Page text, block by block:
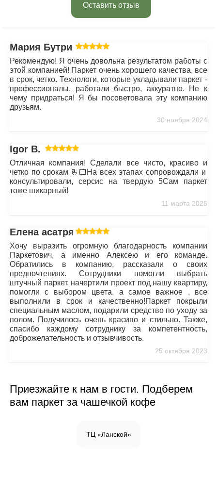
Оставить отзыв
Мария Бутрим
Рекомендую! Я очень довольна результатом работы с
этой компанией! Паркет очень хорошего качества, все
в срок, четко. Технологи, которые укладывали паркет -
профессионалы, работали быстро, аккуратно. Не к
чему придраться! Я бы посоветовала эту компанию
друзьям.
30 ноября 2024
Igor B.
Отличная компания! Сделали все чисто, красиво и
четко по срокам 🫰🏻На всех этапах сопровождали и
консультировали, серсис на твердую 5Сам паркет
тоже шикарный!
11 марта 2025
Елена асатрян
Хочу выразить огромную благодарность компании
Паркетович, а именно Алексею и его команде.
Обратились в компанию, рассказали о своих
предпочтениях. Сотрудники помогли выбрать
штучный паркет, начертили проект под нашу квартиру,
помогли с выбором цвета, а самое важное , все
выполнили в срок и качественно!Паркет покрыли
специальным маслом, подарили средство по уходу за
полом. Получилось очень красиво и стильно. Также,
спасибо каждому сотруднику за компетентность,
доброжелательность и отзывчивость.
25 октября 2023
Приезжайте к нам в гости. Подберем
вам паркет за чашечкой кофе
ТЦ «Ланской»